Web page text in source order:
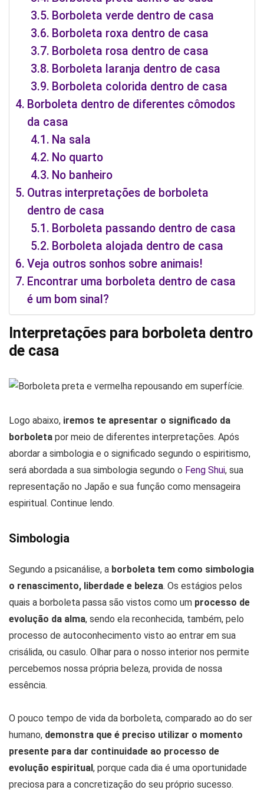
Borboleta verde dentro de casa
Borboleta roxa dentro de casa
Borboleta rosa dentro de casa
Borboleta laranja dentro de casa
Borboleta colorida dentro de casa
Borboleta dentro de diferentes cômodos
da casa
Na sala
No quarto
No banheiro
Outras interpretações de borboleta
dentro de casa
Borboleta passando dentro de casa
Borboleta alojada dentro de casa
Veja outros sonhos sobre animais!
Encontrar uma borboleta dentro de casa
é um bom sinal?
Interpretações para borboleta dentro
de casa
Logo abaixo, iremos te apresentar o significado da
borboleta por meio de diferentes interpretações. Após
abordar a simbologia e o significado segundo o espiritismo,
será abordada a sua simbologia segundo o Feng Shui, sua
representação no Japão e sua função como mensageira
espiritual. Continue lendo.
Simbologia
Segundo a psicanálise, a borboleta tem como simbologia
o renascimento, liberdade e beleza. Os estágios pelos
quais a borboleta passa são vistos como um processo de
evolução da alma, sendo ela reconhecida, também, pelo
processo de autoconhecimento visto ao entrar em sua
crisálida, ou casulo. Olhar para o nosso interior nos permite
percebemos nossa própria beleza, provida de nossa
essência.
O pouco tempo de vida da borboleta, comparado ao do ser
humano, demonstra que é preciso utilizar o momento
presente para dar continuidade ao processo de
evolução espiritual, porque cada dia é uma oportunidade
preciosa para a concretização do seu próprio sucesso.